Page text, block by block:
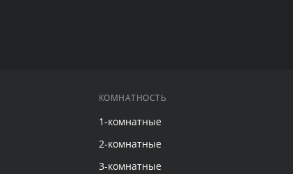
КОМНАТНОСТЬ
1-комнатные
2-комнатные
3-комнатные